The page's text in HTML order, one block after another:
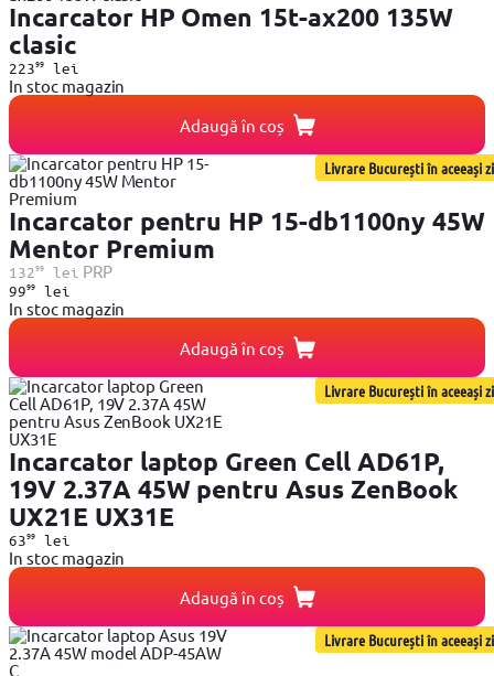
Incarcator HP Omen 15t-ax200 135W
clasic
22399lei
In stoc magazin
Adaugă în coș
Livrare București în aceeași zi
Incarcator pentru HP 15-db1100ny 45W
Mentor Premium
13299lei PRP
9999lei
In stoc magazin
Adaugă în coș
Livrare București în aceeași zi
Incarcator laptop Green Cell AD61P,
19V 2.37A 45W pentru Asus ZenBook
UX21E UX31E
6399lei
In stoc magazin
Adaugă în coș
Livrare București în aceeași zi